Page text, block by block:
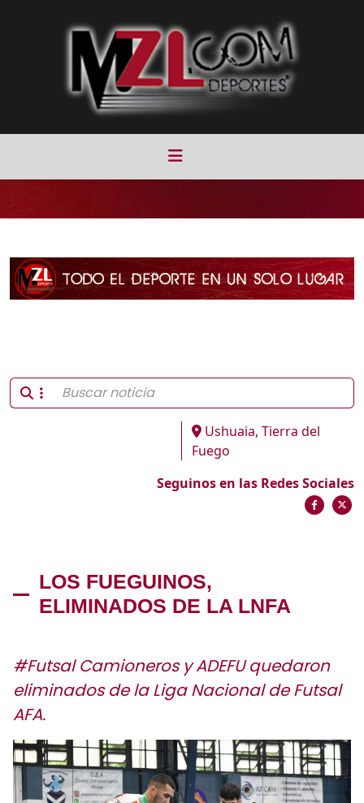
Ushuaia, Tierra del
Fuego
Seguinos en las Redes Sociales
LOS FUEGUINOS,
ELIMINADOS DE LA LNFA
#Futsal Camioneros y ADEFU quedaron
eliminados de la Liga Nacional de Futsal
AFA.